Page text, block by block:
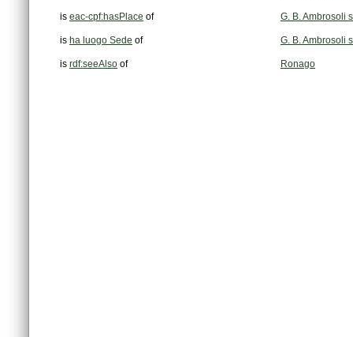
is eac-cpf:hasPlace of G. B. Ambrosoli
is ha luogo Sede of G. B. Ambrosoli
is rdf:seeAlso of Ronago